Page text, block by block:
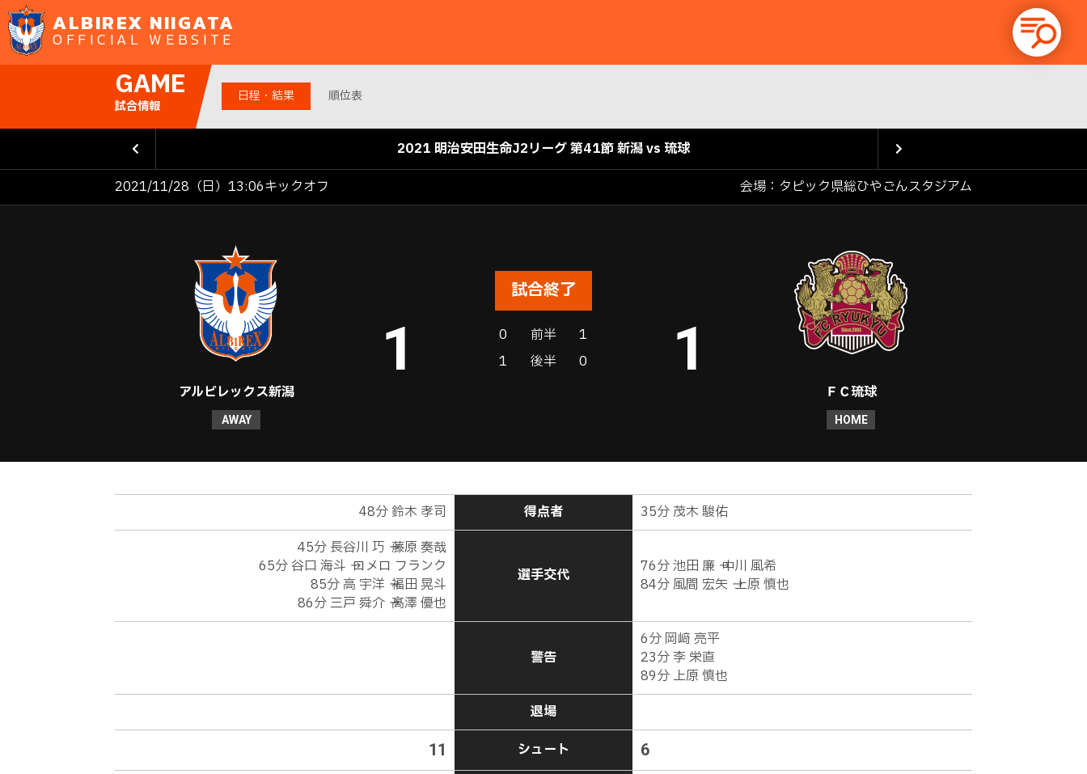
ALBIREX NIIGATA
OFFICIAL WEBSITE
GAME
試合情報
日程・結果 順位表
前の試
2021 明治安田生命J2リーグ 第41節 新潟 vs 琉球
次の試
2021/11/28（日）13:06キックオフ 会場：タピック県総ひやごんスタジアム
アルビレックス新潟
AWAY
試合終了
1 0 前半
1
1
後半 0 1
ＦＣ琉球
HOME
48分 鈴木 孝司 得点者
35分 茂木 駿佑
45分 長谷川 巧 → 藤原 奏哉
65分 谷口 海斗 → ロメロ フランク
85分 高 宇洋 → 福田 晃斗
86分 三戸 舜介 → 髙澤 優也
選手交代
76分 池田 廉 → 中川 風希
84分 風間 宏矢 → 上原 慎也
警告
6分 岡﨑 亮平
23分 李 栄直
89分 上原 慎也
退場
11
シュート 6